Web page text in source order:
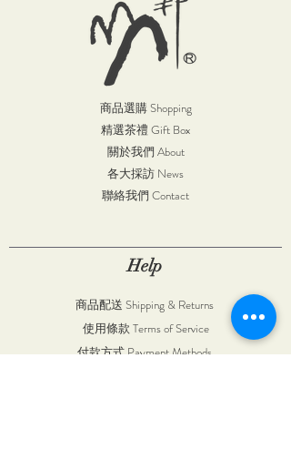
商品選購 Shopping
精選茶禮 Gift Box
關於我們 About
各大採訪 News
聯絡我們 Contact
Help
商品配送 Shipping & Returns
使用條款 Terms of Service
付款方式 Payment Methods